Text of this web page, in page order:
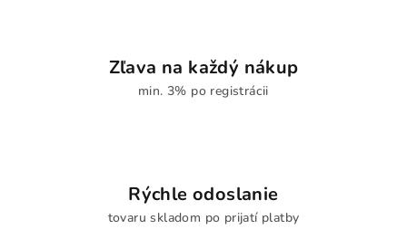
Zľava na každý nákup
min. 3% po registrácii
Rýchle odoslanie
tovaru skladom po prijatí platby